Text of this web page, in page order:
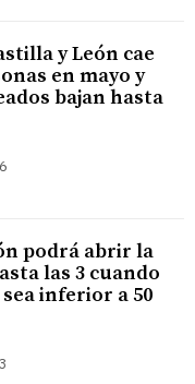
y León cae
en mayo y
bajan hasta
podrá abrir la
las 3 cuando
inferior a 50